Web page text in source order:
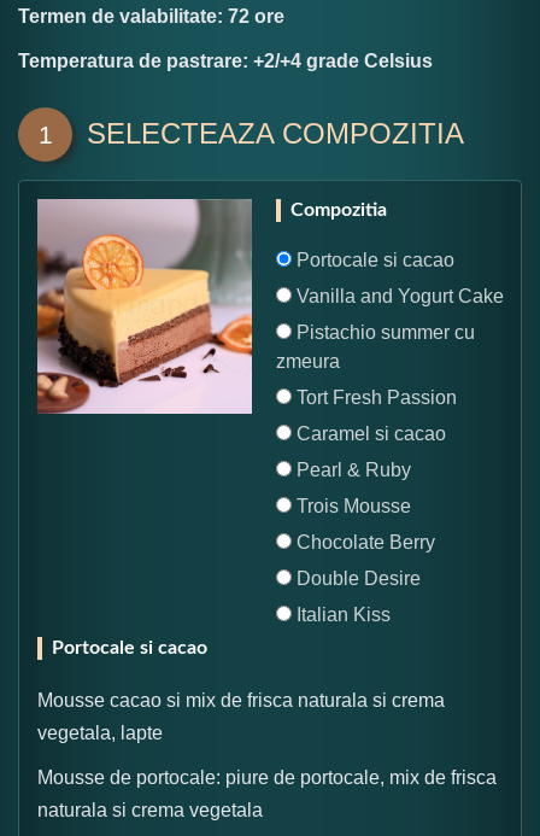
Termen de valabilitate: 72 ore
Temperatura de pastrare: +2/+4 grade Celsius
1 SELECTEAZA COMPOZITIA
Compozitia
Portocale si cacao
Vanilla and Yogurt Cake
Pistachio summer cu
zmeura
Tort Fresh Passion
Caramel si cacao
Pearl & Ruby
Trois Mousse
Chocolate Berry
Double Desire
Italian Kiss
Portocale si cacao
Mousse cacao si mix de frisca naturala si crema
vegetala, lapte
Mousse de portocale: piure de portocale, mix de frisca
naturala si crema vegetala